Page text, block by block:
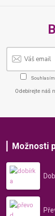
Odebírejte náš
Možnosti